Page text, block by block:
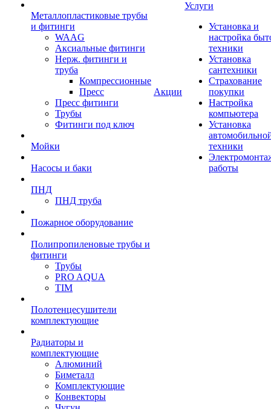
Металлопластиковые трубы
и фитинги
WAAG
Аксиальные фитинги
Нерж. фитинги и
труба
Компрессионные
Пресс
Пресс фитинги
Трубы
Фитинги под ключ
Мойки
Насосы и баки
ПНД
ПНД труба
Пожарное оборудование
Полипропиленовые трубы и
фитинги
Трубы
PRO AQUA
TIM
Полотенцесушители
комплектующие
Радиаторы и
комплектующие
Алюминий
Биметалл
Комплектующие
Конвекторы
Акции
Услуги
Установка и
настройка
техники
Установка
сантехники
Страхование
покупки
Настройка
компьютера
Установка
техники
работы